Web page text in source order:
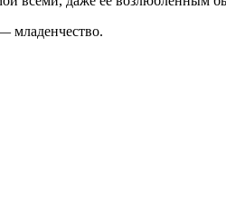
младенчество.